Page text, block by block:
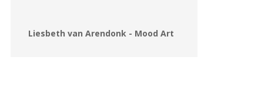
Liesbeth van Arendonk - Mood Art